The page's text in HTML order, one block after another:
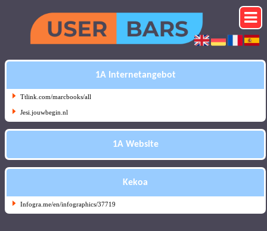
1A Internetangebot
Ttlink.com/marcbooks/all
Jesi.jouwbegin.nl
1A Website
Kekoa
Infogra.me/en/infographics/37719